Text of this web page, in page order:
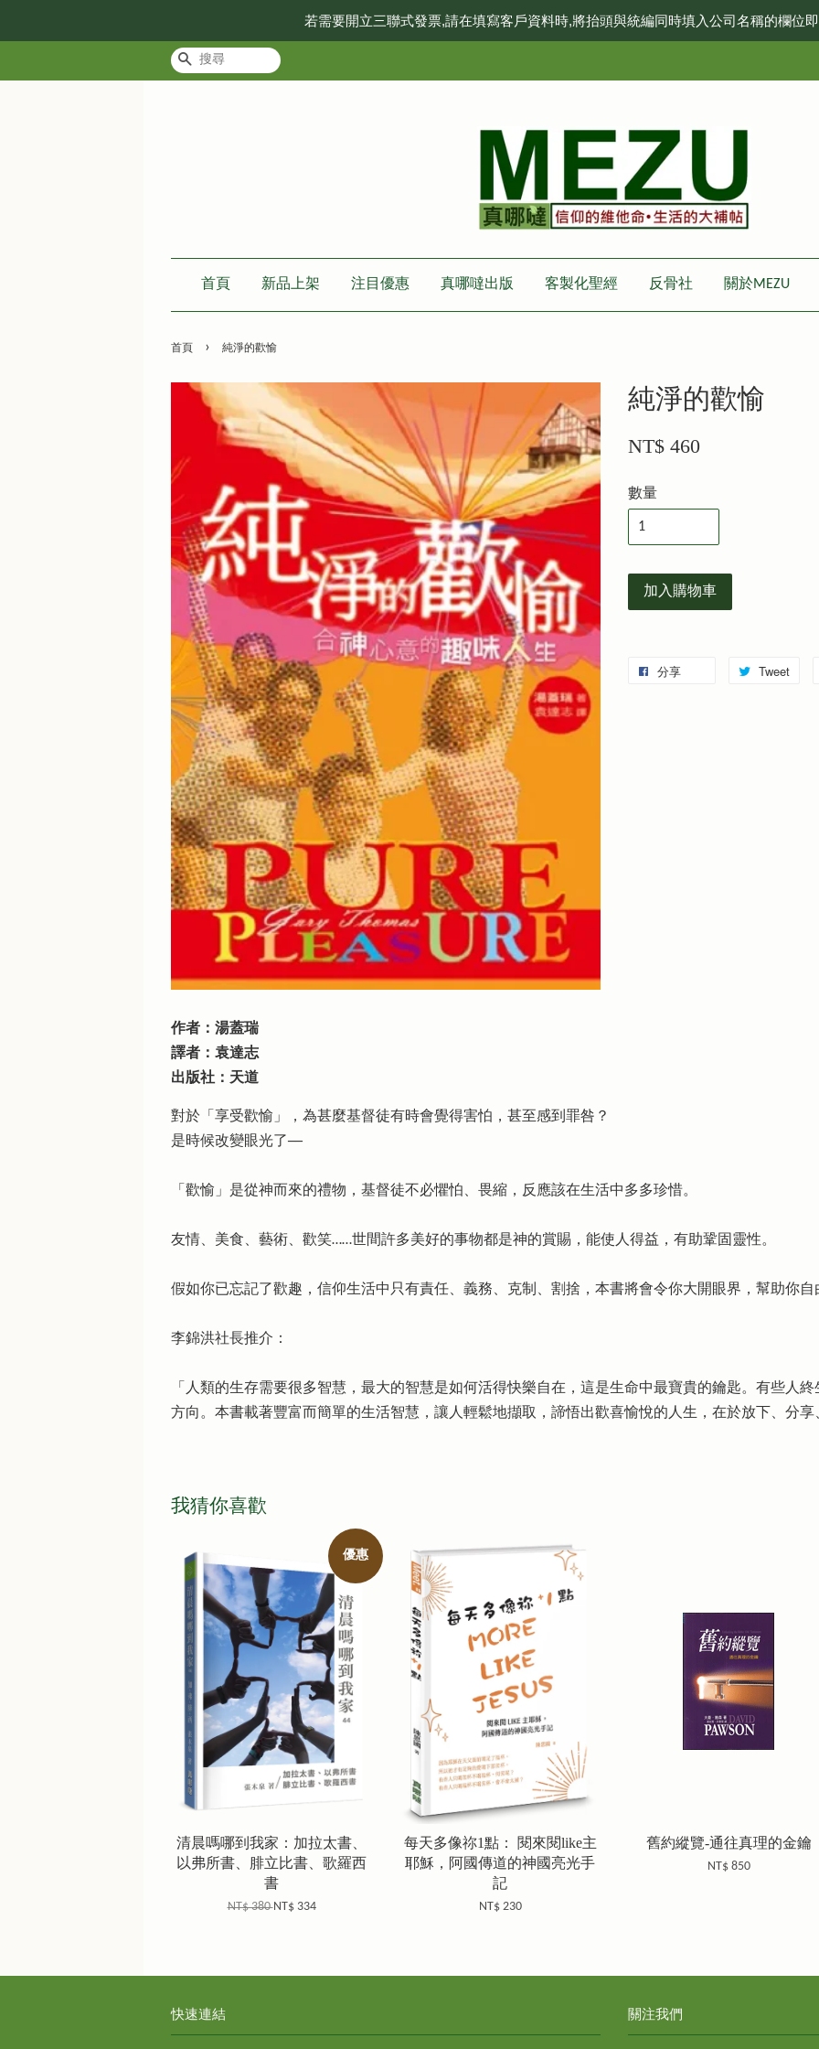
若需要開立三聯式發票,請在填寫客戶資料時,將抬頭與統編同時填入公司名稱的欄位
搜尋
首頁 新品上架 注目優惠 真哪噠出版 客製化聖經 反骨社 關於MEZU
首頁 › 純淨的歡愉
純淨的歡愉
NT$ 460
數量
加入購物車
分享 Tweet
作者：湯蓋瑞
譯者：袁達志
出版社：天道
對於「享受歡愉」，為甚麼基督徒有時會覺得害怕，甚至感到罪咎？
是時候改變眼光了──
「歡愉」是從神而來的禮物，基督徒不必懼怕、畏縮，反應該在生活中多多珍惜。
友情、美食、藝術、歡笑……世間許多美好的事物都是神的賞賜，能使人得益，有助鞏固靈性。
假如你已忘記了歡趣，信仰生活中只有責任、義務、克制、割捨，本書將會令你大開眼界，幫助你自
李錦洪社長推介：
「人類的生存需要很多智慧，最大的智慧是如何活得快樂自在，這是生命中最寶貴的鑰匙。有些人
方向。本書載著豐富而簡單的生活智慧，讓人輕鬆地擷取，諦悟出歡喜愉悅的人生，在於放下、分享
我猜你喜歡
優惠
清晨嗎哪到我家：加拉太書、
以弗所書、腓立比書、歌羅西
書
NT$ 380NT$ 334
每天多像祢1點： 閱來閱like主
耶穌，阿國傳道的神國亮光手
記
NT$ 230
舊約縱覽-通往真理的金鑰
NT$ 850
快速連結 關注我們